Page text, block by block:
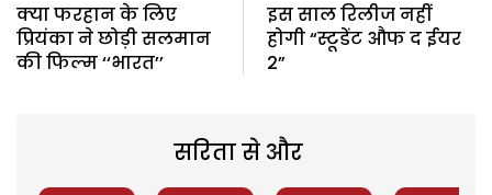
क्या फरहान के लिए
प्रियंका ने छोड़ी सलमान
की फिल्म ‘‘भारत’’
इस साल रिलीज नहीं
होगी “स्टूडेंट औफ द ईयर
2”
सरिता से और